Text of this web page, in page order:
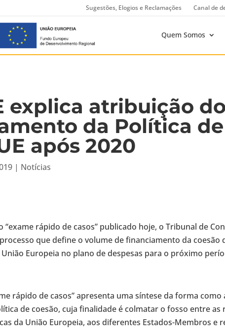
Sugestões, Elogios e Reclamações Canal de
Quem Somos
explica atribuição do
da Política de
após 2020
| Notícias
“exame rápido de casos” publicado hoje, o Tribunal de
que define o volume de financiamento da coesão
União Europeia no plano de despesas para o próximo
rápido de casos” apresenta uma síntese da forma
de coesão, cuja finalidade é colmatar o fosso entre as
da União Europeia, aos diferentes Estados-Membros e